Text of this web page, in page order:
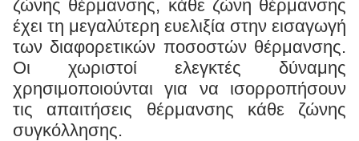
ζώνης θέρμανσης, κάθε ζώνη θέρμανσης
έχει τη μεγαλύτερη ευελιξία στην εισαγωγή
των διαφορετικών ποσοστών θέρμανσης.
Οι χωριστοί ελεγκτές δύναμης
χρησιμοποιούνται για να ισορροπήσουν
τις απαιτήσεις θέρμανσης κάθε ζώνης
συγκόλλησης.